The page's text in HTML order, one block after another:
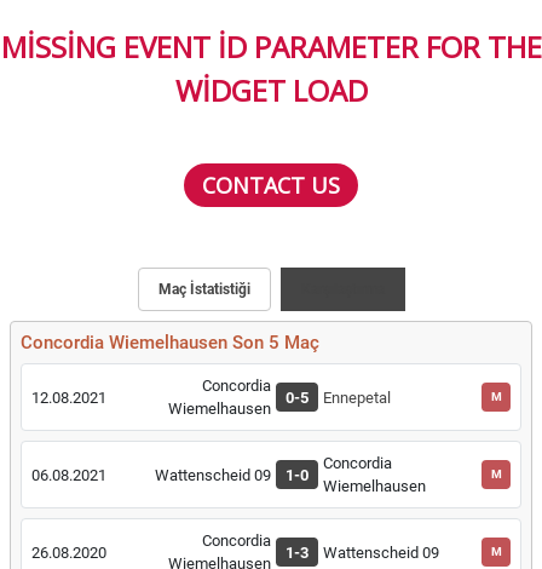
MISSING EVENT ID PARAMETER FOR THE
WIDGET LOAD
CONTACT US
Maç İstatistiği
Concordia Wiemelhausen Son 5 Maç
12.08.2021
Concordia
Wiemelhausen
0-5 Ennepetal M
06.08.2021 Wattenscheid 09 1-0
Concordia
Wiemelhausen
M
26.08.2020
Concordia
Wiemelhausen
1-3 Wattenscheid 09 M